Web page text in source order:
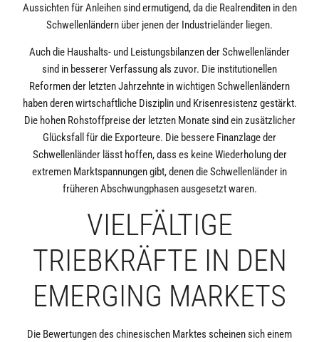
Aussichten für Anleihen sind ermutigend, da die Realrenditen in den
Schwellenländern über jenen der Industrieländer liegen.
Auch die Haushalts- und Leistungsbilanzen der Schwellenländer
sind in besserer Verfassung als zuvor. Die institutionellen
Reformen der letzten Jahrzehnte in wichtigen Schwellenländern
haben deren wirtschaftliche Disziplin und Krisenresistenz gestärkt.
Die hohen Rohstoffpreise der letzten Monate sind ein zusätzlicher
Glücksfall für die Exporteure. Die bessere Finanzlage der
Schwellenländer lässt hoffen, dass es keine Wiederholung der
extremen Marktspannungen gibt, denen die Schwellenländer in
früheren Abschwungphasen ausgesetzt waren.
VIELFÄLTIGE
TRIEBKRÄFTE IN DEN
EMERGING MARKETS
Die Bewertungen des chinesischen Marktes scheinen sich einem